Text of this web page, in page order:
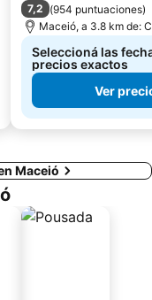
7,2 (954 puntuaciones)
Maceió, a 3.8 km de:
Seleccioná las
precios exactos
Ver
Maceió